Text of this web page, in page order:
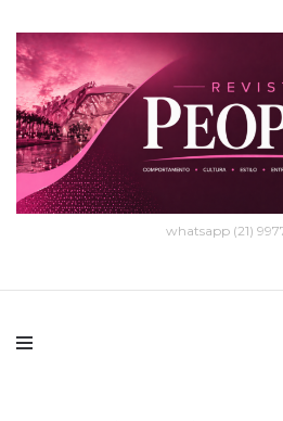
whatsapp (21)